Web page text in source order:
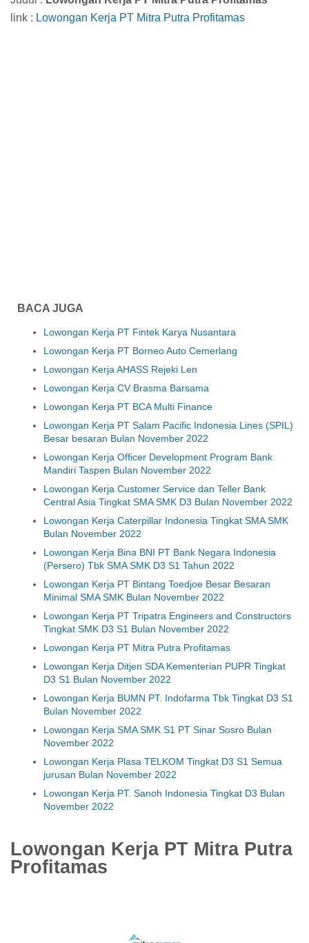
link : Lowongan Kerja PT Mitra Putra Profitamas
BACA JUGA
Lowongan Kerja PT Fintek Karya Nusantara
Lowongan Kerja PT Borneo Auto Cemerlang
Lowongan Kerja AHASS Rejeki Len
Lowongan Kerja CV Brasma Barsama
Lowongan Kerja PT BCA Multi Finance
Lowongan Kerja PT Salam Pacific Indonesia Lines (SPIL)
Besar besaran Bulan November 2022
Lowongan Kerja Officer Development Program Bank
Mandiri Taspen Bulan November 2022
Lowongan Kerja Customer Service dan Teller Bank
Central Asia Tingkat SMA SMK D3 Bulan November 2022
Lowongan Kerja Caterpillar Indonesia Tingkat SMA SMK
Bulan November 2022
Lowongan Kerja Bina BNI PT Bank Negara Indonesia
(Persero) Tbk SMA SMK D3 S1 Tahun 2022
Lowongan Kerja PT Bintang Toedjoe Besar Besaran
Minimal SMA SMK Bulan November 2022
Lowongan Kerja PT Tripatra Engineers and Constructors
Tingkat SMK D3 S1 Bulan November 2022
Lowongan Kerja PT Mitra Putra Profitamas
Lowongan Kerja Ditjen SDA Kementerian PUPR Tingkat
D3 S1 Bulan November 2022
Lowongan Kerja BUMN PT. Indofarma Tbk Tingkat D3 S1
Bulan November 2022
Lowongan Kerja SMA SMK S1 PT Sinar Sosro Bulan
November 2022
Lowongan Kerja Plasa TELKOM Tingkat D3 S1 Semua
jurusan Bulan November 2022
Lowongan Kerja PT. Sanoh Indonesia Tingkat D3 Bulan
November 2022
Lowongan Kerja PT Mitra Putra
Profitamas